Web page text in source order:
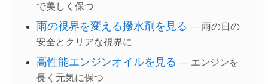
で美しく保つ
雨の視界を変える撥水剤を見る — 雨の日の
安全とクリアな視界に
高性能エンジンオイルを見る — エンジンを
長く元気に保つ